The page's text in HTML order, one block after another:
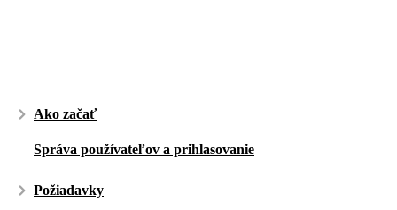
Ako začať
Správa používateľov a prihlasovanie
Požiadavky